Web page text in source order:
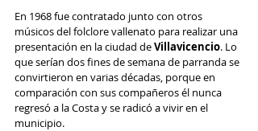
En 1968 fue contratado junto con otros
músicos del folclore vallenato para realizar una
presentación en la ciudad de Villavicencio. Lo
que serían dos fines de semana de parranda se
convirtieron en varias décadas, porque en
comparación con sus compañeros él nunca
regresó a la Costa y se radicó a vivir en el
municipio.